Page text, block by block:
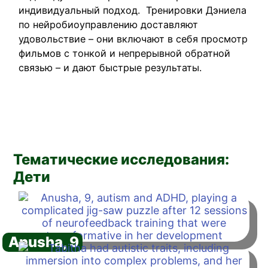
индивидуальный подход. Тренировки Дэниела
по нейробиоуправлению доставляют
удовольствие – они включают в себя просмотр
фильмов с тонкой и непрерывной обратной
связью – и дают быстрые результаты.
Тематические исследования:
Дети
Anusha, 9